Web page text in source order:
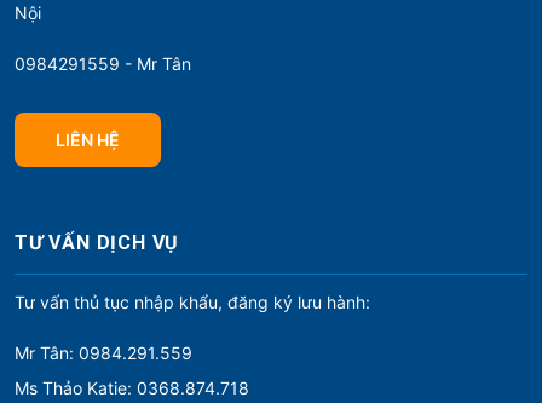
Nội
0984291559 - Mr Tân
LIÊN HỆ
TƯ VẤN DỊCH VỤ
Tư vấn thủ tục nhập khẩu, đăng ký lưu hành:
Mr Tân: 0984.291.559
Ms Thảo Katie: 0368.874.718